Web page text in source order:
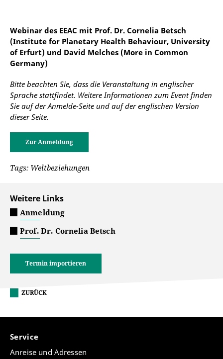
Webinar des EEAC mit Prof. Dr. Cornelia Betsch
(Institute for Planetary Health Behaviour, University
of Erfurt) und David Melches (More in Common
Germany)
Bitte beachten Sie, dass die Veranstaltung in englischer
Sprache stattfindet. Weitere Informationen zum Event finden
Sie auf der Anmelde-Seite und auf der englischen Version
dieser Seite.
Zur Anmeldung
Tags: Weltbeziehungen
Weitere Links
Anmeldung
Prof. Dr. Cornelia Betsch
Termin importieren
ZURÜCK
Service
Anreise und Adressen